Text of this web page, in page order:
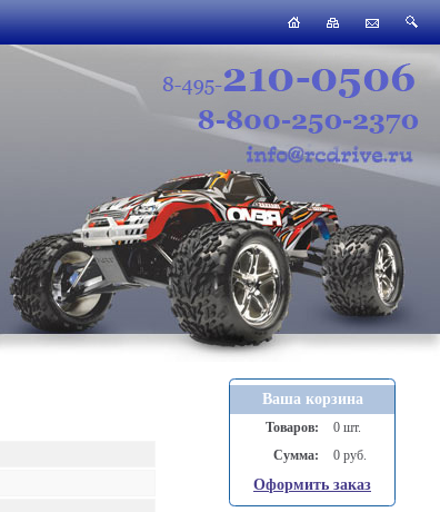
Ваша корзина
Товаров:
0 шт.
Сумма:
0 руб.
Оформить заказ